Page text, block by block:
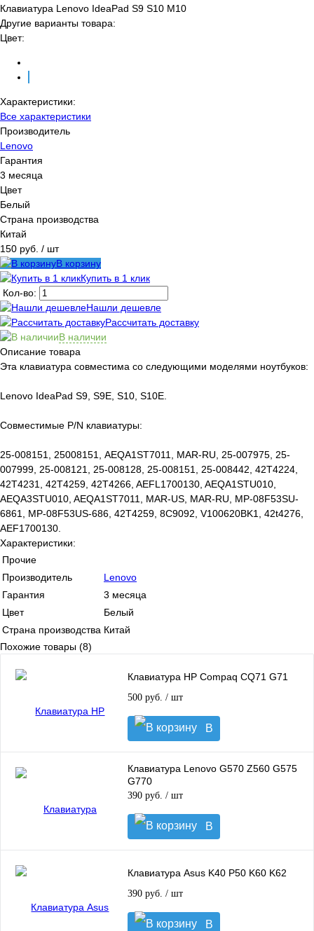
Клавиатура Lenovo IdeaPad S9 S10 M10
Другие варианты товара:
Цвет:
Характеристики:
Все характеристики
Производитель
Lenovo
Гарантия
3 месяца
Цвет
Белый
Страна производства
Китай
150 руб. / шт
В корзину
Купить в 1 клик
Кол-во:
Нашли дешевле
Рассчитать доставку
В наличии
Описание товара
Эта клавиатура совместима со следующими моделями ноутбуков:
Lenovo IdeaPad S9, S9E, S10, S10E.
Совместимые P/N клавиатуры:
25-008151, 25008151, AEQA1ST7011, MAR-RU, 25-007975, 25-
007999, 25-008121, 25-008128, 25-008151, 25-008442, 42T4224,
42T4231, 42T4259, 42T4266, AEFL1700130, AEQA1STU010,
AEQA3STU010, AEQA1ST7011, MAR-US, MAR-RU, MP-08F53SU-
6861, MP-08F53US-686, 42T4259, 8C9092, V100620BK1, 42t4276,
AEF1700130.
Характеристики:
Прочие
Производитель
Lenovo
Гарантия
3 месяца
Цвет
Белый
Страна производства Китай
Похожие товары (8)
Клавиатура HP Compaq CQ71 G71
500 руб. / шт
В
корзину
Клавиатура Lenovo G570 Z560 G575
G770
390 руб. / шт
В
корзину
Клавиатура Asus K40 P50 K60 K62
390 руб. / шт
В